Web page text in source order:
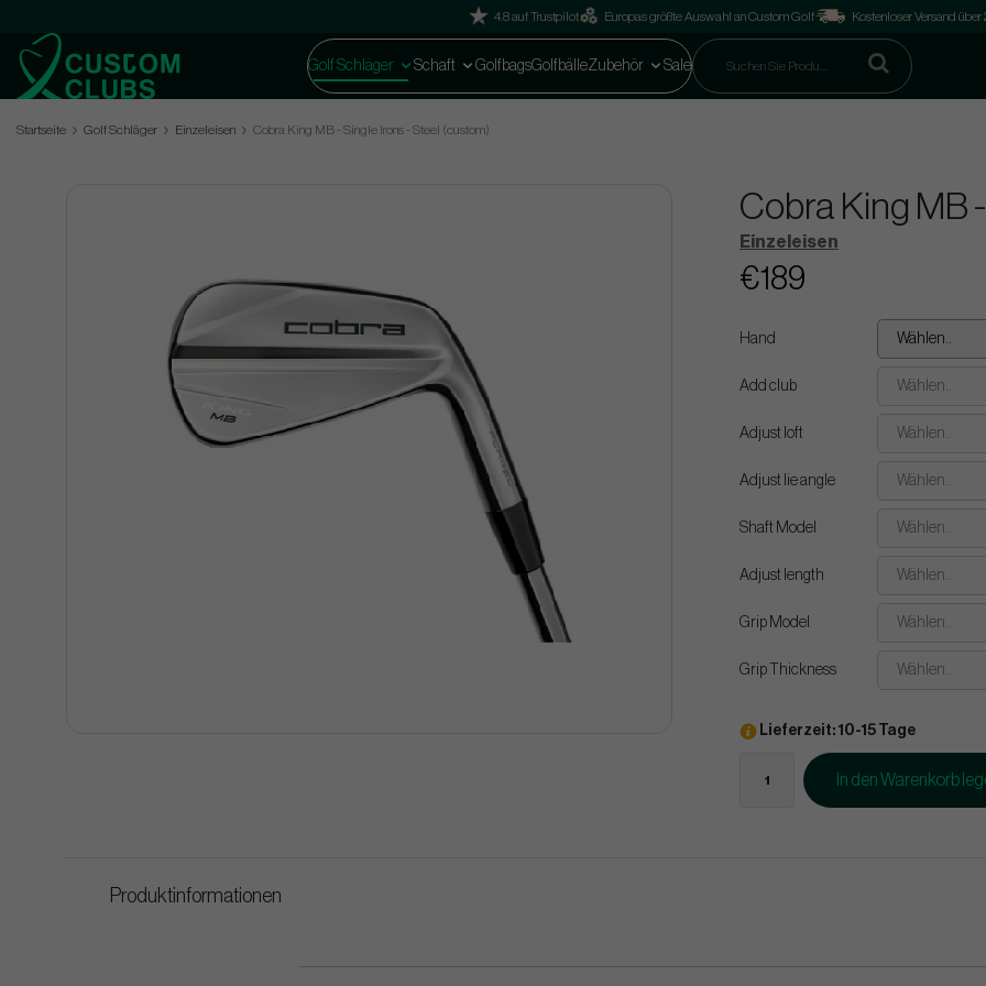
4.8 auf Trustpilot Europas größte Auswahl an Custom Golf Kostenloser Versand über
Golf Schläger Schaft GolfbagsGolfbälleZubehör Sale
Startseite Golf Schläger Einzeleisen Cobra King MB - Single Irons - Steel (custom)
Cobra King MB
Einzeleisen
€189
Hand Wählen..
Add club Wählen..
Adjust loft Wählen..
Adjust lie angle Wählen..
Shaft Model Wählen..
Adjust length Wählen..
Grip Model Wählen..
Grip Thickness Wählen..
Lieferzeit: 10-15 Tage
In den Warenkorb
Produktinformationen